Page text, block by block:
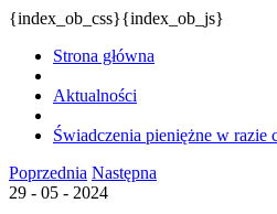
{index_ob_css}{index_ob_js}
Strona główna
Aktualności
Świadczenia pieniężne w razie
Poprzednia Następna
29 - 05 - 2024